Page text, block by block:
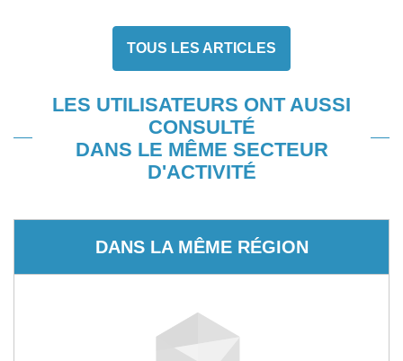
TOUS LES ARTICLES
LES UTILISATEURS ONT AUSSI
CONSULTÉ
DANS LE MÊME SECTEUR
D'ACTIVITÉ
DANS LA MÊME RÉGION